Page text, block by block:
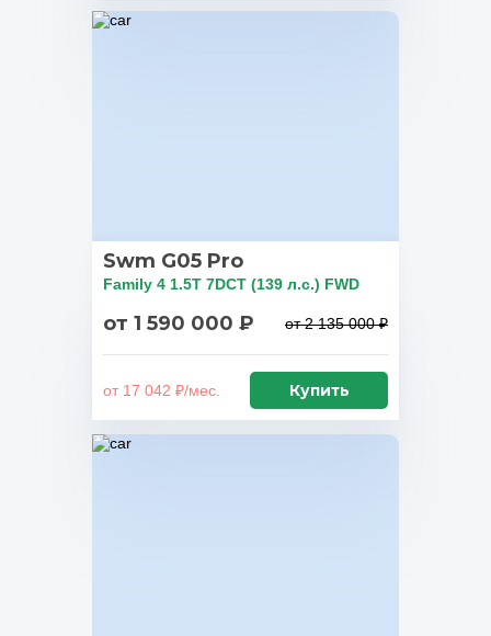
Swm G05 Pro
Family 4 1.5T 7DCT (139 л.с.) FWD
от 1 590 000 ₽ от 2 135 000 ₽
от 17 042 ₽/мес. Купить